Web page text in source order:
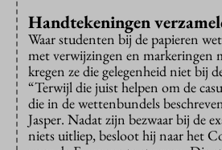
Handtekeningen
Waar studenten bij de papieren
met verwijzingen en markeringen
kregen ze die gelegenheid niet bij
“Terwijl die juist helpen om de
die in de wettenbundels
Jasper. Nadat zijn bezwaar bij de
niets uitliep, besloot hij naar het